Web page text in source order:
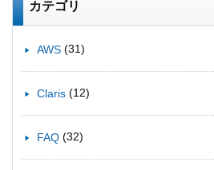
カテゴリ
AWS (31)
Claris (12)
FAQ (32)